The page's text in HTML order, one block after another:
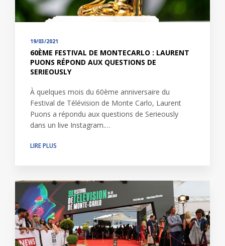
19/03/2021
60ÈME FESTIVAL DE MONTECARLO : LAURENT
PUONS RÉPOND AUX QUESTIONS DE
SERIEOUSLY
À quelques mois du 60ème anniversaire du
Festival de Télévision de Monte Carlo, Laurent
Puons a répondu aux questions de Serieously
dans un live Instagram.…
LIRE PLUS